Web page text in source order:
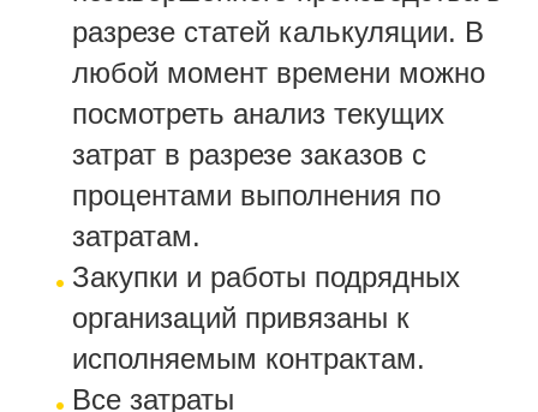
разрезе статей калькуляции. В
любой момент времени можно
посмотреть анализ текущих
затрат в разрезе заказов с
процентами выполнения по
затратам.
Закупки и работы подрядных
организаций привязаны к
исполняемым контрактам.
Все затраты